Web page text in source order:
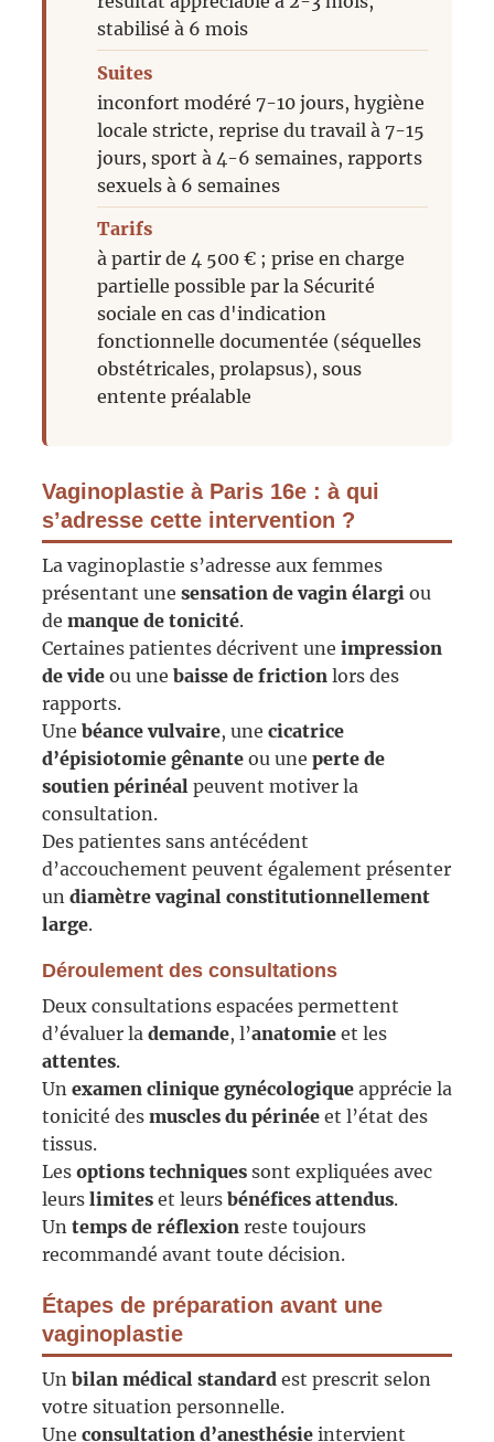
stabilisé à 6 mois
Suites
inconfort modéré 7-10 jours, hygiène
locale stricte, reprise du travail à 7-15
jours, sport à 4-6 semaines, rapports
sexuels à 6 semaines
Tarifs
à partir de 4 500 € ; prise en charge
partielle possible par la Sécurité
sociale en cas d'indication
fonctionnelle documentée (séquelles
obstétricales, prolapsus), sous
entente préalable
Vaginoplastie à Paris 16e : à qui
s’adresse cette intervention ?
La vaginoplastie s’adresse aux femmes
présentant une sensation de vagin élargi ou
de manque de tonicité.
Certaines patientes décrivent une impression
de videou une baisse de frictionlors des
rapports.
Une béance vulvaire, une cicatrice
d’épisiotomie gênanteou une perte de
soutien périnéal peuvent motiver la
consultation.
Des patientes sans antécédent
d’accouchement peuvent également présenter
un diamètre vaginal constitutionnellement
large.
Déroulement des consultations
Deux consultations espacées permettent
d’évaluer la demande, l’anatomieet les
attentes.
Un examen clinique gynécologiqueapprécie la
tonicité des muscles du périnéeet l’état des
tissus.
Les options techniquessont expliquées avec
leurs limiteset leurs bénéfices attendus.
Un temps de réflexionreste toujours
recommandé avant toute décision.
Étapes de préparation avant une
vaginoplastie
Un bilan médical standard est prescrit selon
votre situation personnelle.
Une consultation d’anesthésieintervient